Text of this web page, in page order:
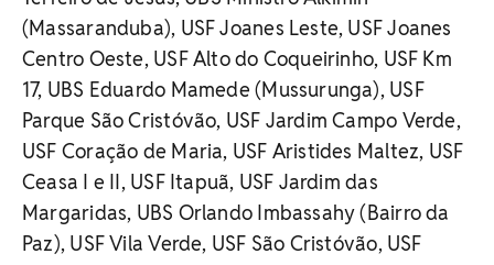
(Massaranduba), USF Joanes Leste, USF Joanes
Centro Oeste, USF Alto do Coqueirinho, USF Km
17, UBS Eduardo Mamede (Mussurunga), USF
Parque São Cristóvão, USF Jardim Campo Verde,
USF Coração de Maria, USF Aristides Maltez, USF
Ceasa I e II, USF Itapuã, USF Jardim das
Margaridas, UBS Orlando Imbassahy (Bairro da
Paz), USF Vila Verde, USF São Cristóvão, USF